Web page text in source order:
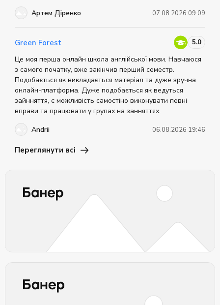
Артем Діренко 07.08.2026 09:09
Green Forest 5.0
Це моя перша онлайн школа англійської мови. Навчаюся
з самого початку, вже закінчив перший семестр.
Подобається як викладається матеріал та дуже зручна
онлайн-платформа. Дуже подобається як ведуться
зайнняття, є можливість самостіно виконувати певні
вправи та працювати у групах на занняттях.
Andrii
06.08.2026 19:46
Переглянути всі